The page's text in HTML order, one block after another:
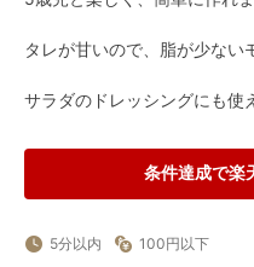
タレが甘いので、脂が少ない
サラダのドレッシングにも使
条件達成で楽
5分以内 100円以下